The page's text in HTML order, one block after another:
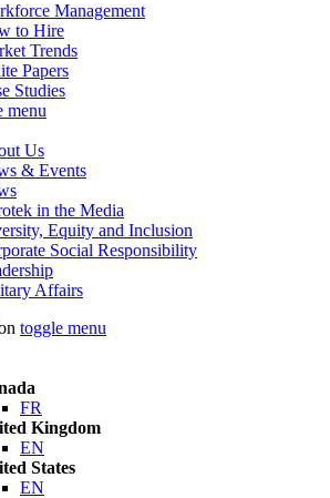
Management
to Hire
Trends
Papers
Studies
menu
Us
& Events
in the Media
Equity and Inclusion
Social Responsibility
Affairs
toggle menu
FR
Kingdom
EN
States
EN